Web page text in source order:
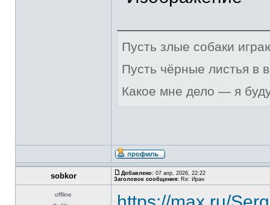
Пусть злые собаки
Пусть чёрные листья в
Какое мне дело — я
sobkor Добавлено: 07 апр, 2026, 22:22
Заголовок сообщения: Re: Иран
offline